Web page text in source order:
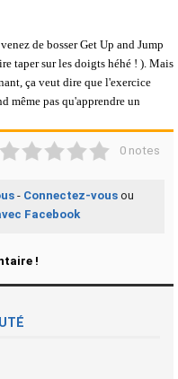
de bosser Get Up and Jump
taper sur les doigts héhé ! ). Mais
ça veut dire que l'exercice
même pas qu'apprendre un
0 notes
- Connectez-vousou
Facebook
!